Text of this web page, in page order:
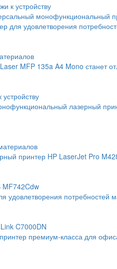
к устройству
для удовлетворения
MFP 135a A4 Mono станет
лазерный
принтер HP LaserJet Pro
удовлетворения потребностей
C7000DN
премиум-класса для